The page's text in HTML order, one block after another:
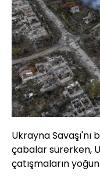
Ukrayna
çabalar sürerken,
çatışmaların